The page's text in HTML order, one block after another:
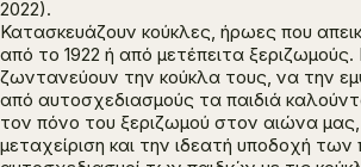
2022).
Κατασκευάζουν κούκλες, ήρωες που
από το 1922 ή από μετέπειτα
ζωντανεύουν την κούκλα τους, να την
από αυτοσχεδιασμούς τα παιδιά
τον πόνο του ξεριζωμού στον αιώνα
μεταχείριση και την ιδεατή υποδοχή